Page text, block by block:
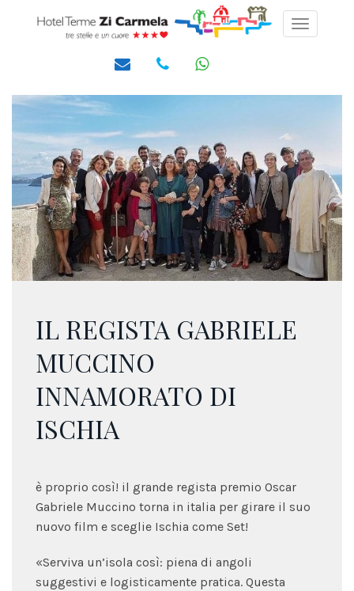
Toggle
IL REGISTA GABRIELE
MUCCINO
INNAMORATO DI
ISCHIA
è proprio così! il grande regista premio Oscar
Gabriele Muccino torna in italia per girare il suo
nuovo film e sceglie Ischia come Set!
«Serviva un’isola così: piena di angoli
suggestivi e logisticamente pratica. Questa